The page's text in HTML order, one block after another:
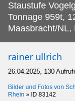
Staustufe
Tonnage 959t,
Maasbracht/NL,
rainer ullrich
26.04.2025, 130
Bilder und Fotos von
Rhein » ID 83142